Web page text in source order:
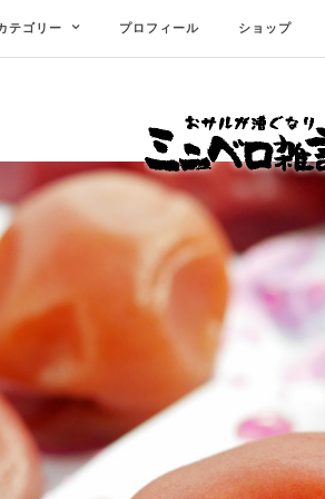
テゴリー プロフィール ショップ